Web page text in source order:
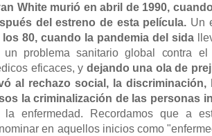
White murió en abril de 1990,
del estreno de esta película. Un
los 80, cuando la pandemia del sida
un problema sanitario global contra
eficaces, y dejando una ola de
al rechazo social, la
la criminalización de las personas
la enfermedad. Recordamos que a
en aquellos inicios como